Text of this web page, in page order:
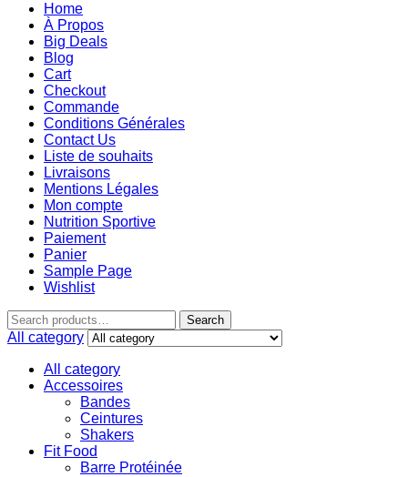
Home
À Propos
Big Deals
Blog
Cart
Checkout
Commande
Conditions Générales
Contact Us
Liste de souhaits
Livraisons
Mentions Légales
Mon compte
Nutrition Sportive
Paiement
Panier
Sample Page
Wishlist
Search
All category
All category
Accessoires
Bandes
Ceintures
Shakers
Fit Food
Barre Protéinée